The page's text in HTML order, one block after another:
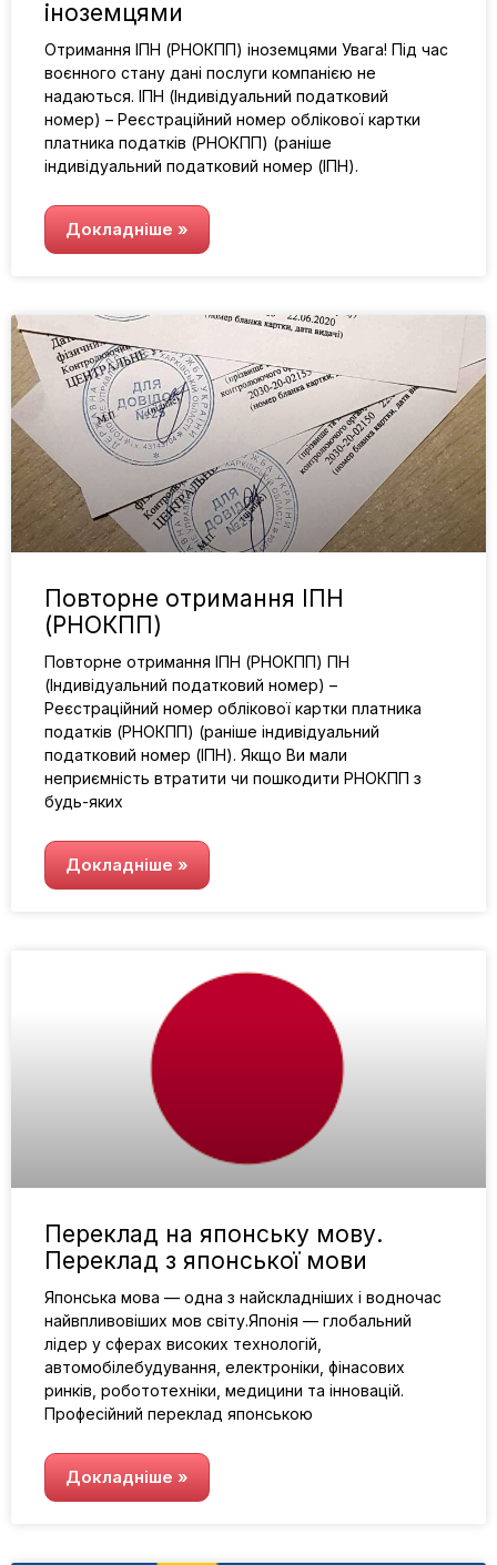
іноземцями
Отримання ІПН (РНОКПП) іноземцями Увага! Під час
воєнного стану дані послуги компанією не
надаються. ІПН (Індивідуальний податковий
номер) – Реєстраційний номер облікової картки
платника податків (РНОКПП) (раніше
індивідуальний податковий номер (ІПН).
Докладніше »
Повторне отримання ІПН
(РНОКПП)
Повторне отримання ІПН (РНОКПП) ПН
(Індивідуальний податковий номер) –
Реєстраційний номер облікової картки платника
податків (РНОКПП) (раніше індивідуальний
податковий номер (ІПН). Якщо Ви мали
неприємність втратити чи пошкодити РНОКПП з
будь-яких
Докладніше »
Переклад на японську мову.
Переклад з японської мови
Японська мова — одна з найскладніших і водночас
найвпливовіших мов світу.Японія — глобальний
лідер у сферах високих технологій,
автомобілебудування, електроніки, фінасових
ринків, робототехніки, медицини та інновацій.
Професійний переклад японською
Докладніше »